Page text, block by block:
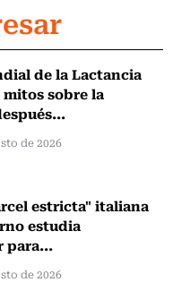
de la Lactancia
sobre la
de 2026
estricta" italiana
estudia
para...
de 2026